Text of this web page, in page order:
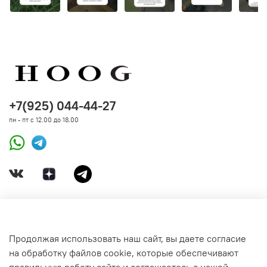
СВЯЗАТЬСЯ С НАМИ
+7(925) 044-44-27
пн - пт с 12.00 до 18.00
Продолжая использовать наш сайт, вы даете согласие
на обработку файлов cookie, которые обеспечивают